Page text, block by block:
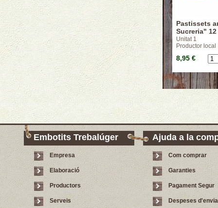
Pastissets
Sucreria"
Unitat 1
Productor local
8,95 €
Embotits Trebalúger
Empresa
Elaboració
Productors
Serveis
Ajuda a la
Com comprar
Garanties
Pagament Segur
Despeses